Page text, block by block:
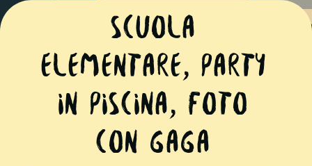
Scuola
elementare, party
in piscina, foto
con Gaga